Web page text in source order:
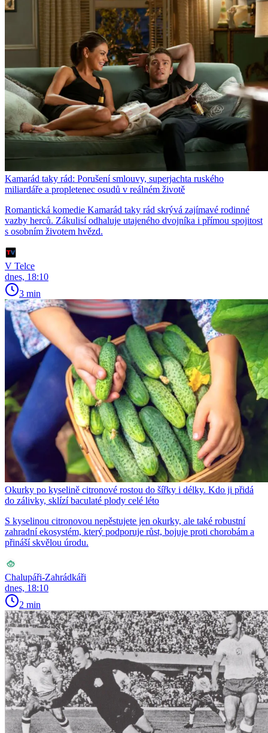
Kamarád taky rád: Porušení smlouvy, superjachta ruského
miliardáře a propletenec osudů v reálném životě
Romantická komedie Kamarád taky rád skrývá zajímavé rodinné
vazby herců. Zákulisí odhaluje utajeného dvojníka i přímou spojitost
s osobním životem hvězd.
V Telce
dnes, 18:10
3 min
Okurky po kyselině citronové rostou do šířky i délky. Kdo ji přidá
do zálivky, sklízí baculaté plody celé léto
S kyselinou citronovou nepěstujete jen okurky, ale také robustní
zahradní ekosystém, který podporuje růst, bojuje proti chorobám a
přináší skvělou úrodu.
Chalupáři-Zahrádkáři
dnes, 18:10
2 min